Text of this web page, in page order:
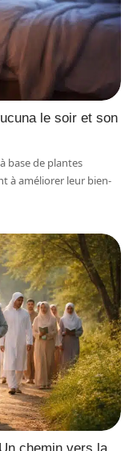
le soir et son
base de plantes
à améliorer leur bien-
chemin vers la